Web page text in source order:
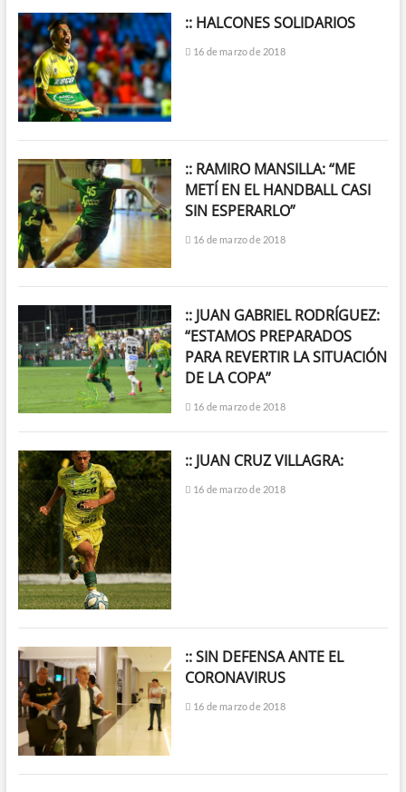
:: HALCONES SOLIDARIOS
16 de marzo de 2018
:: RAMIRO MANSILLA: “ME
METÍ EN EL HANDBALL CASI
SIN ESPERARLO”
16 de marzo de 2018
:: JUAN GABRIEL RODRÍGUEZ:
“ESTAMOS PREPARADOS
PARA REVERTIR LA SITUACIÓN
DE LA COPA”
16 de marzo de 2018
:: JUAN CRUZ VILLAGRA:
16 de marzo de 2018
:: SIN DEFENSA ANTE EL
CORONAVIRUS
16 de marzo de 2018